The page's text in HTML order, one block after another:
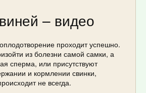
– видео
проходит успешно.
из болезни самой самки, а
сперма, или присутствуют
и кормлении свинки,
не всегда.